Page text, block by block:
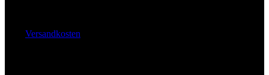
Versandkosten